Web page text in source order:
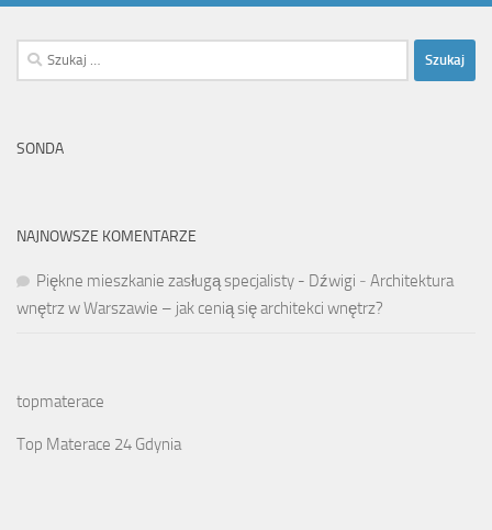
Szukaj:
SONDA
NAJNOWSZE KOMENTARZE
Piękne mieszkanie zasługą specjalisty - Dźwigi - Architektura
wnętrz w Warszawie – jak cenią się architekci wnętrz?
topmaterace
Top Materace 24 Gdynia